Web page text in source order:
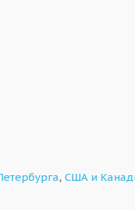
, США и